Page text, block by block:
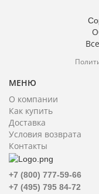
МЕНЮ
О компании
Как купить
Доставка
Условия возврата
Контакты
+7 (800) 777-59-66
+7 (495) 795 84-72